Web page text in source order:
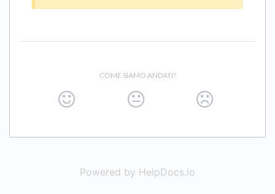
COME SIAMO ANDATI?
Powered by HelpDocs.io